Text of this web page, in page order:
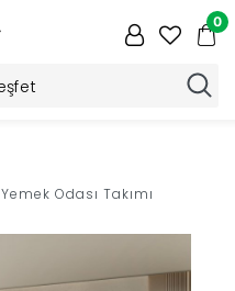
0
Yemek Odası Takımı